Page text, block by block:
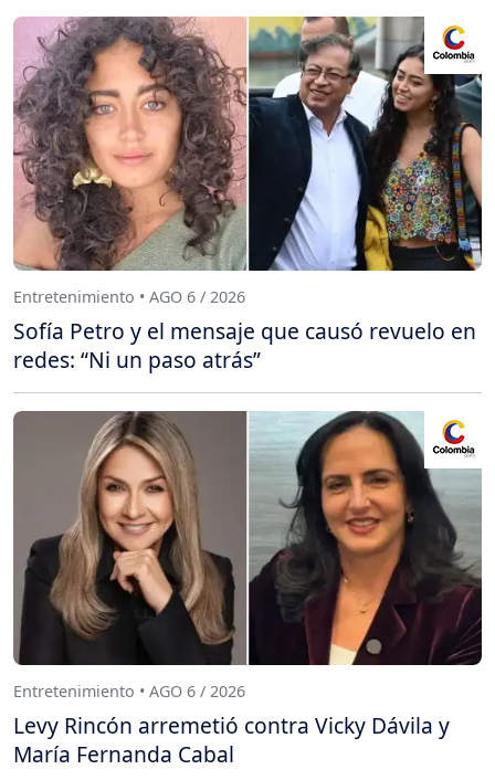
Entretenimiento • AGO 6 / 2026
Sofía Petro y el mensaje que causó revuelo en
redes: “Ni un paso atrás”
Entretenimiento • AGO 6 / 2026
Levy Rincón arremetió contra Vicky Dávila y
María Fernanda Cabal